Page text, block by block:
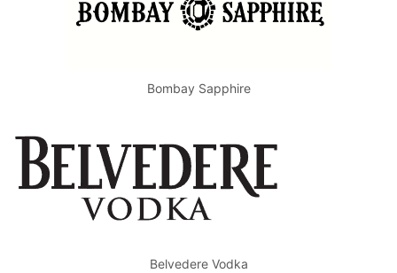
Bombay Sapphire
Belvedere Vodka